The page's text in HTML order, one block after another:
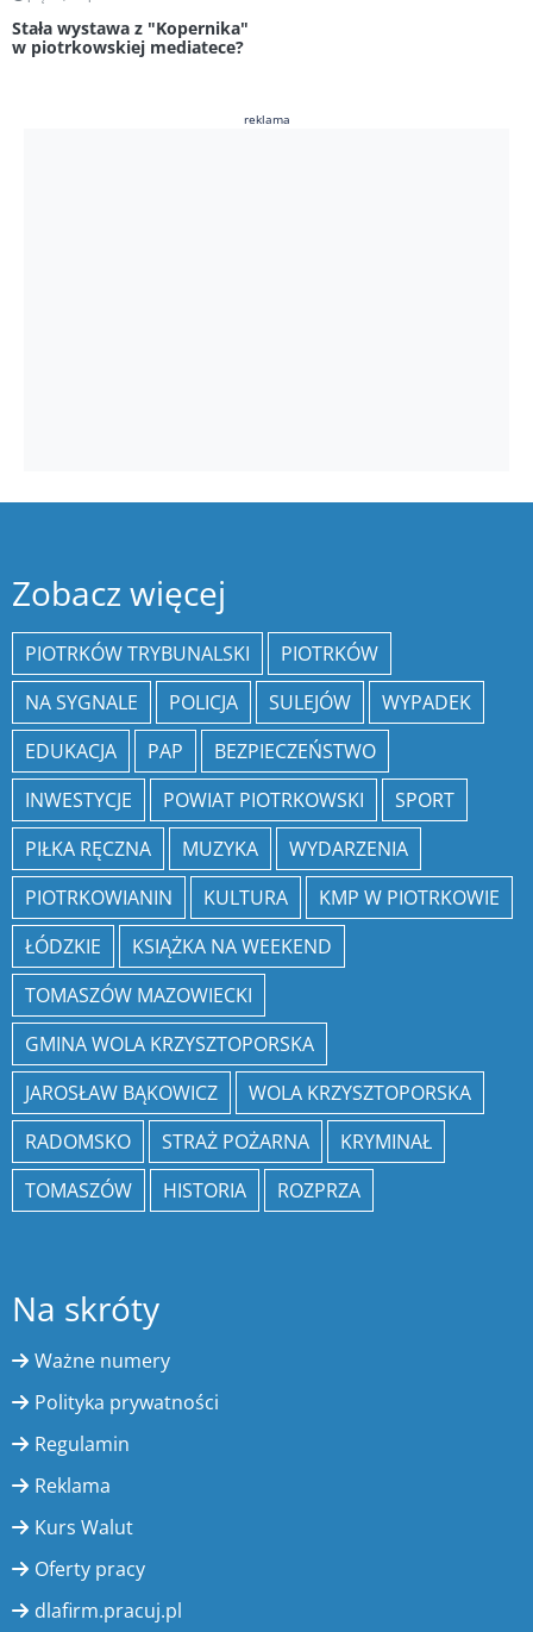
Stała wystawa z "Kopernika"
w piotrkowskiej mediatece?
reklama
Zobacz więcej
PIOTRKÓW TRYBUNALSKI
PIOTRKÓW
NA SYGNALE
POLICJA SULEJÓW
WYPADEK
EDUKACJA
PAP
BEZPIECZEŃSTWO
INWESTYCJE
POWIAT PIOTRKOWSKI
SPORT
PIŁKA RĘCZNA
MUZYKA
WYDARZENIA
PIOTRKOWIANIN
KULTURA
KMP W PIOTRKOWIE
ŁÓDZKIE
KSIĄŻKA NA WEEKEND
TOMASZÓW MAZOWIECKI
GMINA WOLA KRZYSZTOPORSKA
JAROSŁAW BĄKOWICZ
WOLA KRZYSZTOPORSKA
RADOMSKO
STRAŻ POŻARNA
KRYMINAŁ
TOMASZÓW
HISTORIA ROZPRZA
Na skróty
Ważne numery
Polityka prywatności
Regulamin
Reklama
Kurs Walut
Oferty pracy
dlafirm.pracuj.pl